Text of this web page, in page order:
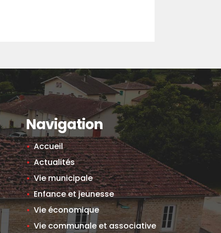
Navigation
Accueil
Actualités
Vie municipale
Enfance et jeunesse
Vie économique
Vie communale et associative